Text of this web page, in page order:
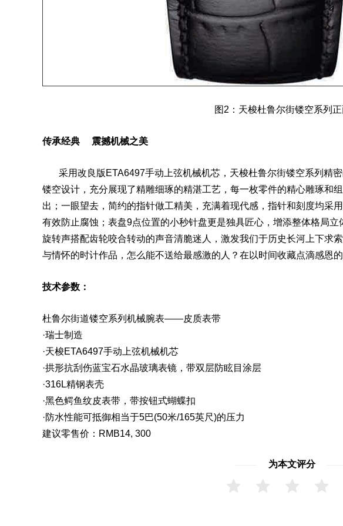
图2：天梭杜鲁尔街镂空系列
传承经典 震撼机械之美
采用改良版ETA6497手动上弦机械机芯 ，天梭杜鲁尔街镂空系列精
镂空设计，充分展现了精雕细琢的精湛工艺，每一枚零件的精心雕琢和
出；一眼望去，简约的指针做工精美，充满着现代感，指针和刻度均采
有效防止腐蚀；表盘9点位置的小秒针盘更是独具匠心，增添整体格局
旋转声搭配齿轮咬合转动的声音清脆迷人，激发我们于历史长河上下
与情怀的时计作品，怎么能不送给最感激的人？在以时间收藏点滴感恩
技术参数：
杜鲁尔街道镂空系列 机械腕表——皮质表带
·瑞士制造
·天梭ETA6497手动上弦机械机芯
·拱形抗刮伤蓝宝石水晶玻璃表镜，带双层防眩目涂层
·316L精钢表壳
·黑色鳄鱼纹皮表带，带按钮式蝴蝶扣
·防水性能可抵御相当于5巴(50米/165英尺)的压力
建议零售价：RMB14, 300
为本文评分
评